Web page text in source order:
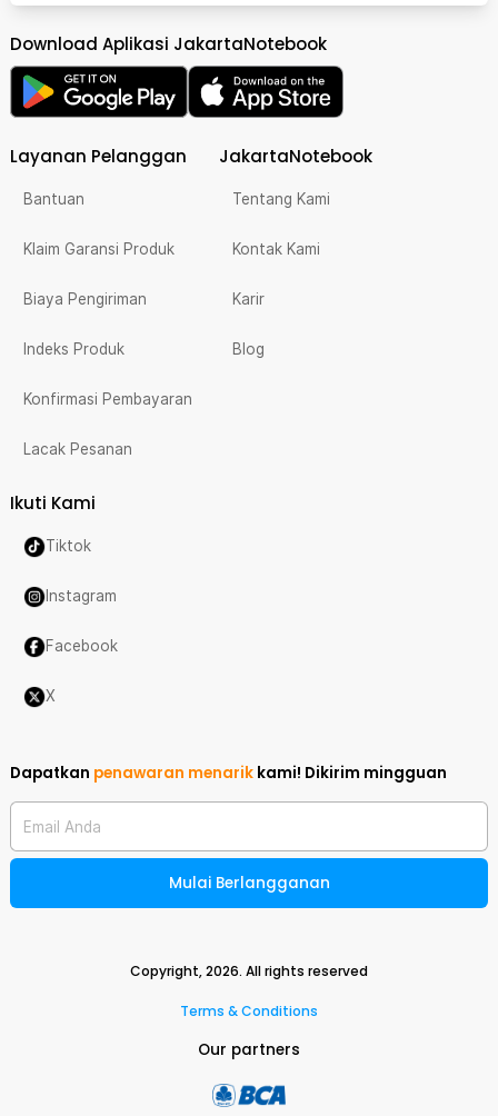
Download Aplikasi JakartaNotebook
Layanan Pelanggan
Bantuan
Klaim Garansi Produk
Biaya Pengiriman
Indeks Produk
Konfirmasi Pembayaran
Lacak Pesanan
JakartaNotebook
Tentang Kami
Kontak Kami
Karir
Blog
Ikuti Kami
Tiktok
Instagram
Facebook
X
Dapatkan penawaran menarik kami! Dikirim mingguan
Email Anda
Mulai Berlangganan
Copyright,2026. All rights reserved
Terms & Conditions
Our partners